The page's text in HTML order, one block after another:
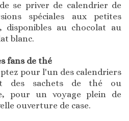
se priver de calendrier de
spéciales aux petites
disponibles au chocolat au
blanc.
fans de thé
pour l'un des calendriers
des sachets de thé ou
pour un voyage plein de
ouverture de case.